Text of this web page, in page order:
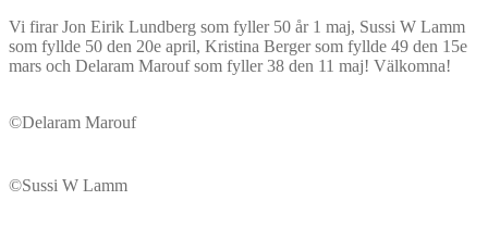
Vi firar Jon Eirik Lundberg som fyller 50 år 1 maj, Sussi W Lamm
som fyllde 50 den 20e april, Kristina Berger som fyllde 49 den 15e
mars och Delaram Marouf som fyller 38 den 11 maj! Välkomna!
©Delaram Marouf
©Sussi W Lamm